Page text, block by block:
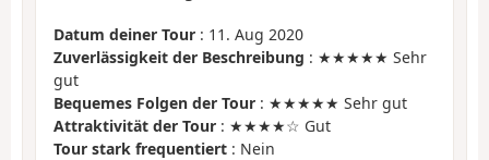
Datum deiner Tour : 11. Aug 2020
Zuverlässigkeit der Beschreibung : ★★★★★ Sehr
gut
Bequemes Folgen der Tour : ★★★★★ Sehr gut
Attraktivität der Tour : ★★★★☆ Gut
Tour stark frequentiert : Nein